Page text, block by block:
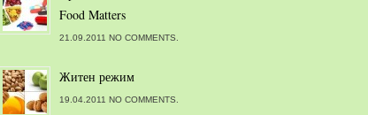
Food Matters
21.09.2011 NO COMMENTS.
Житен режим
19.04.2011 NO COMMENTS.